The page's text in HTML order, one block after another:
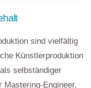
sind vielfältig
Künstlerproduktion
selbständiger
Mastering-Engineer,